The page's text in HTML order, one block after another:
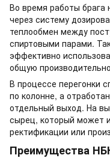
Во время работы брага
через систему
теплообмен между
спиртовыми парами.
эффективно
общую
В процессе перегонки
по колонне, а
отдельный выход. На
сырец, который может
ректификации или
Преимущества